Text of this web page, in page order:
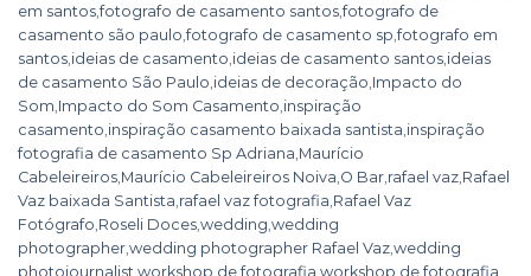
em santos,fotografo de casamento santos,fotografo de
casamento são paulo ,fotografo de casamento sp ,fotografo em
santos ideias de casamento ideias de casamento santos ideias
de casamento São Paulo ideias de decoração Impacto do
Som Impacto do Som Casamento inspiração
casamento inspiração casamento baixada santista inspiração
fotografia de casamento Sp Adriana Maurício
Cabeleireiros Maurício Cabeleireiros Noiva O Bar rafael vaz Rafael
Vaz baixada Santista rafael vaz fotografia Rafael Vaz
Fotógrafo Roseli Doces wedding wedding
photographer wedding photographer Rafael Vaz wedding
photojournalist workshop de fotografia workshop de fotografia